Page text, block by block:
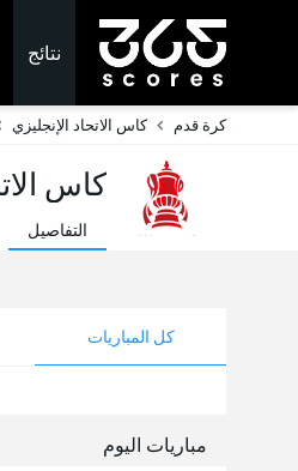
نتائج
كرة قدم كاس الاتحاد الإنجليزي
كاس
التفاصيل
كل المباريات
مباريات اليوم